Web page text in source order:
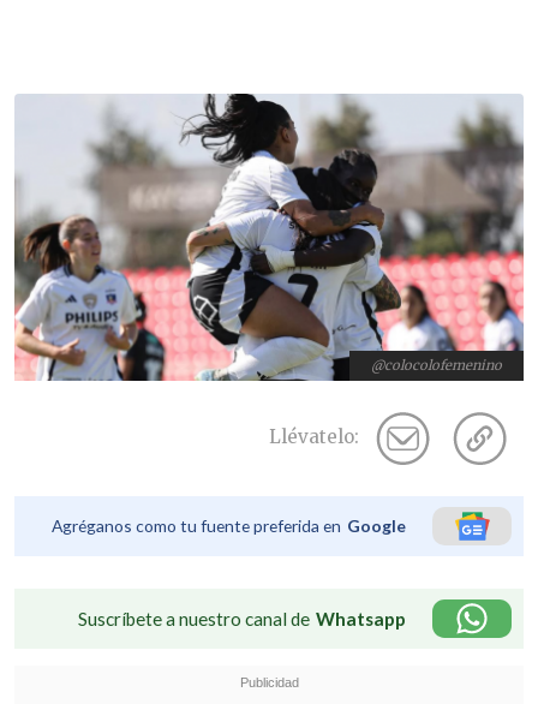
@colocolofemenino
Llévatelo:
Agréganos como tu fuente preferida en Google
Suscríbete a nuestro canal de Whatsapp